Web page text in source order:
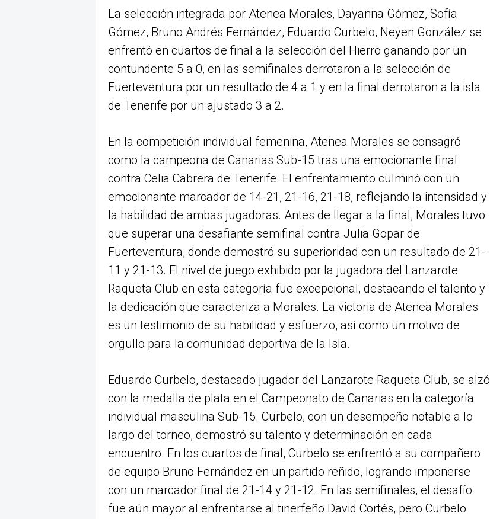
La selección integrada por Atenea Morales, Dayanna Gómez, Sofía
Gómez, Bruno Andrés Fernández, Eduardo Curbelo, Neyen González se
enfrentó en cuartos de final a la selección del Hierro ganando por un
contundente 5 a 0, en las semifinales derrotaron a la selección de
Fuerteventura por un resultado de 4 a 1 y en la final derrotaron a la isla
de Tenerife por un ajustado 3 a 2.
En la competición individual femenina, Atenea Morales se consagró
como la campeona de Canarias Sub-15 tras una emocionante final
contra Celia Cabrera de Tenerife. El enfrentamiento culminó con un
emocionante marcador de 14-21, 21-16, 21-18, reflejando la intensidad y
la habilidad de ambas jugadoras. Antes de llegar a la final, Morales tuvo
que superar una desafiante semifinal contra Julia Gopar de
Fuerteventura, donde demostró su superioridad con un resultado de 21-
11 y 21-13. El nivel de juego exhibido por la jugadora del Lanzarote
Raqueta Club en esta categoría fue excepcional, destacando el talento y
la dedicación que caracteriza a Morales. La victoria de Atenea Morales
es un testimonio de su habilidad y esfuerzo, así como un motivo de
orgullo para la comunidad deportiva de la Isla.
Eduardo Curbelo, destacado jugador del Lanzarote Raqueta Club, se alzó
con la medalla de plata en el Campeonato de Canarias en la categoría
individual masculina Sub-15. Curbelo, con un desempeño notable a lo
largo del torneo, demostró su talento y determinación en cada
encuentro. En los cuartos de final, Curbelo se enfrentó a su compañero
de equipo Bruno Fernández en un partido reñido, logrando imponerse
con un marcador final de 21-14 y 21-12. En las semifinales, el desafío
fue aún mayor al enfrentarse al tinerfeño David Cortés, pero Curbelo